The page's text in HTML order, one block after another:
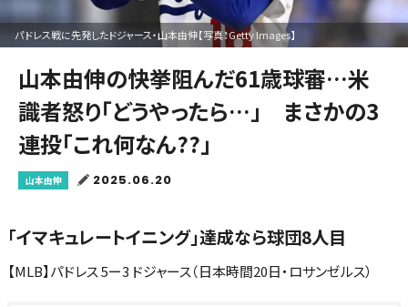
パドレス戦に先発したドジャース・山本由伸【写真：Getty Images】
山本由伸の快挙阻んだ61歳球審…米
識者怒り「どうやったら…」 まさかの3
連投「これ何なん??」
山本由伸 2025.06.20
「イマキュレートイニング」達成なら球団8人目
【MLB】パドレス 5ー3 ドジャース（日本時間20日・ロサンゼルス）